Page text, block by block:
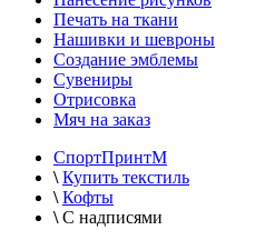
Печать на ткани
Нашивки и шевроны
Создание эмблемы
Сувениры
Отрисовка
Мяч на заказ
СпортПринтМ
\Купить текстиль
\Кофты
\С надписями